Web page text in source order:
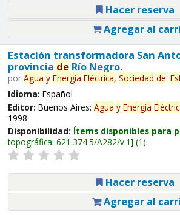
Hacer reserva
Agregar al
Estación transformadora San
provincia deRío Negro.
por Agua y Energía Eléctrica, Sociedad del
Idioma: Español
Editor: Buenos Aires: Agua y Energía
1998
Disponibilidad: Ítems disponibles para
topográfica: 621.374.5/A282/v.1 (1).
Hacer reserva
Agregar al